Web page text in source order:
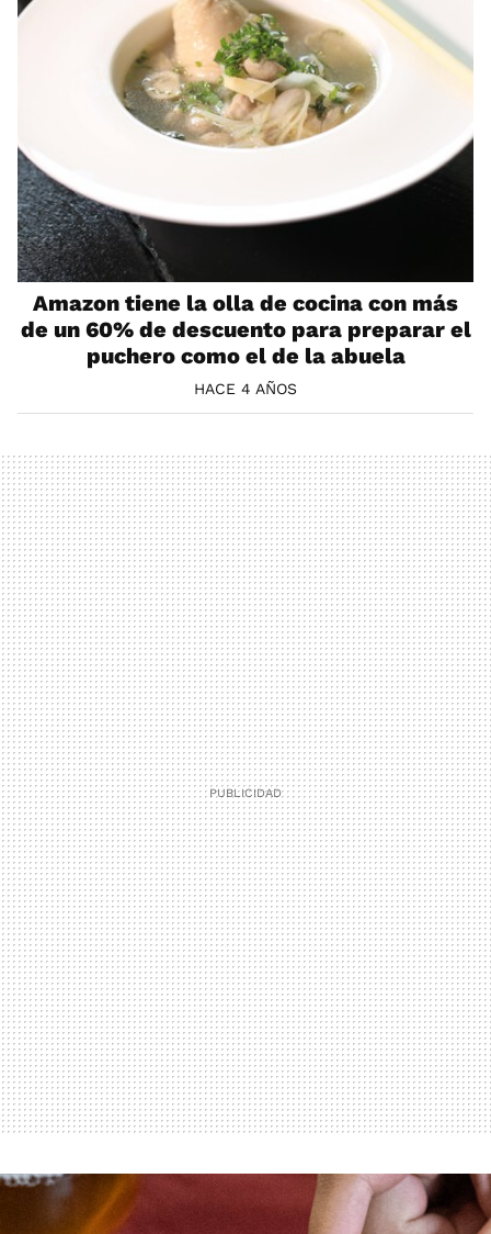
Amazon tiene la olla de cocina con más
de un 60% de descuento para preparar el
puchero como el de la abuela
HACE 4 AÑOS